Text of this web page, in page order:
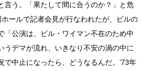
言う。「果たして間に合うのか？」と危
ールで記者会見が行なわれたが、ビルの
「公演は、ビル・ワイマン不在のため中
うデマが流れ、いきなり不安の渦の中に
で中止になったら、どうなるんだ。’73年